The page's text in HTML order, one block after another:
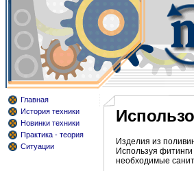
Главная
История техники
Новинки техники
Практика - теория
Ситуации
Изделия из
Используя
необходимые